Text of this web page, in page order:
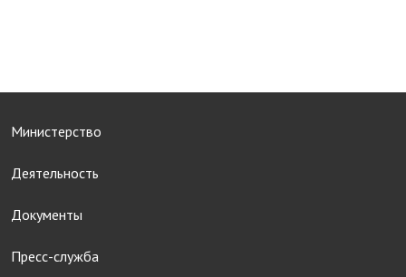
Министерство
Деятельность
Документы
Пресс-служба